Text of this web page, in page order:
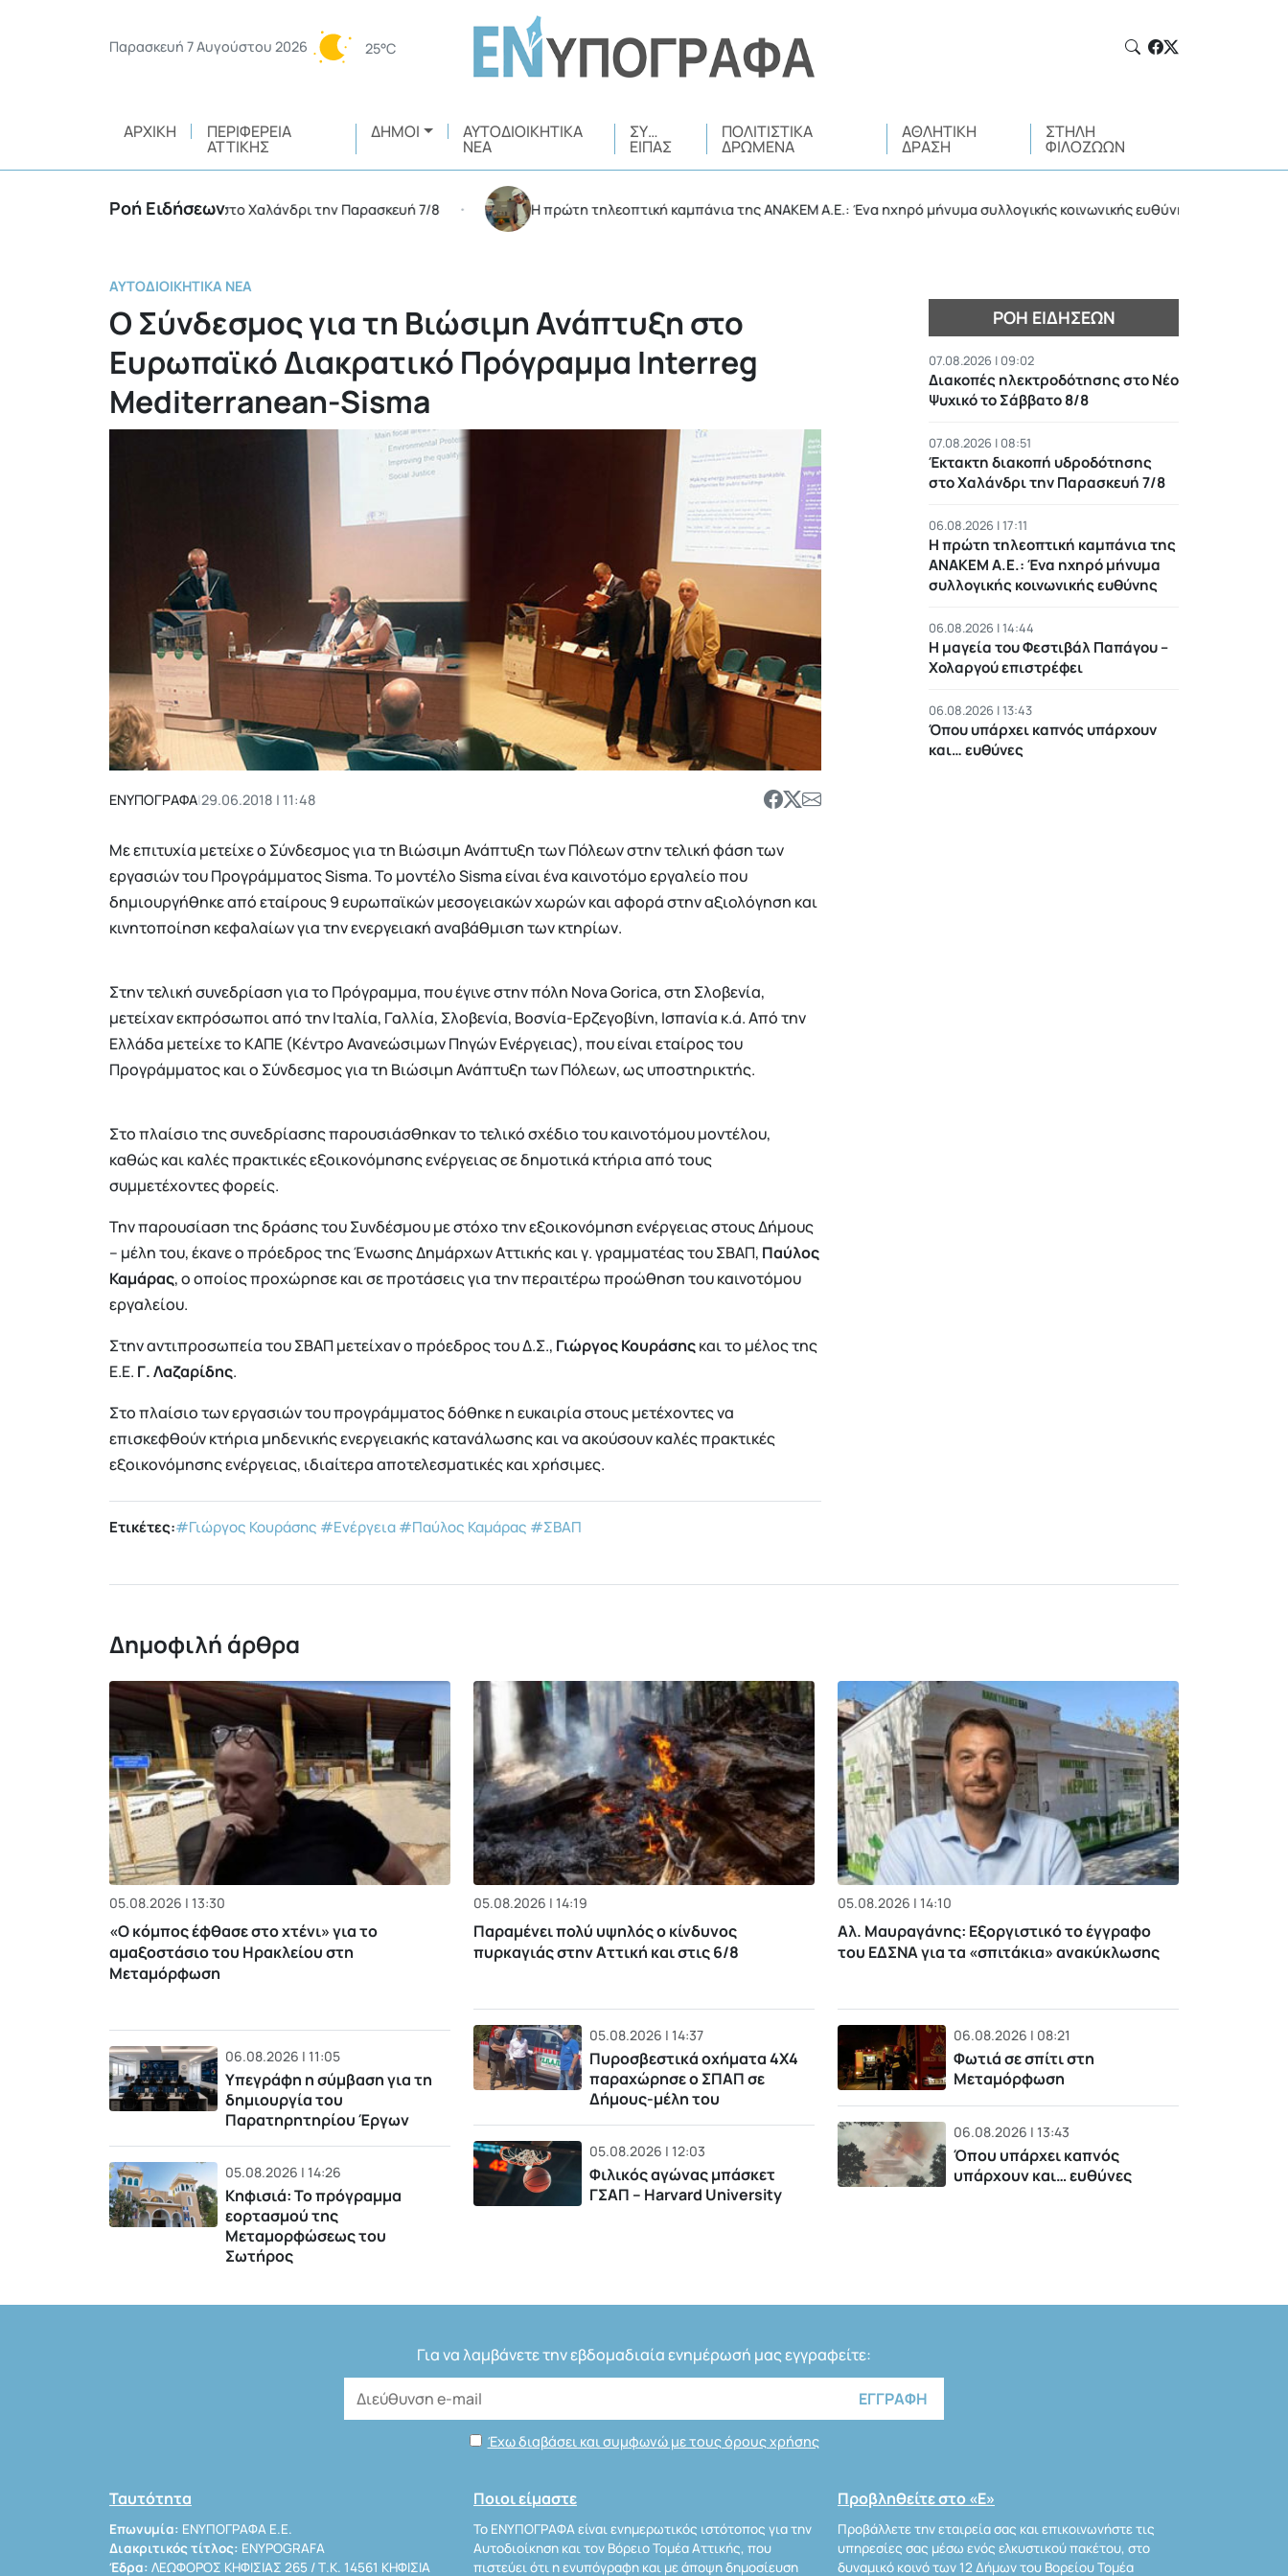
Παρασκευή 7 Αυγούστου 2026 25°C
ΑΡΧΙΚΉ ΠΕΡΙΦΈΡΕΙΑ
ΑΤΤΙΚΉΣ
ΔΉΜΟΙ ΑΥΤΟΔΙΟΙΚΗΤΙΚΆ
ΝΈΑ
ΣΥ…
ΕΊΠΑΣ
ΠΟΛΙΤΙΣΤΙΚΆ
ΔΡΏΜΕΝΑ
ΑΘΛΗΤΙΚΉ
ΔΡΆΣΗ
ΣΤΉΛΗ
ΦΙΛΌΖΩΩΝ
Ροή Ειδήσεων
διακοπή υδροδότησης στο Χαλάνδρι την Παρασκευή 7/8 • Η πρώτη τηλεοπτική καμπάνια της ΑΝΑΚΕΜ Α.Ε.: Ένα ηχηρό μήνυμα συλλογικής κοινωνικής ευθύνης •
ΑΥΤΟΔΙΟΙΚΗΤΙΚΆ ΝΈΑ
Ο Σύνδεσμος για τη Βιώσιμη Ανάπτυξη στο
Ευρωπαϊκό Διακρατικό Πρόγραμμα Interreg
Mediterranean-Sisma
ΕΝΥΠΟΓΡΑΦΑ|29.06.2018 | 11:48
Με επιτυχία μετείχε ο Σύνδεσμος για τη Βιώσιμη Ανάπτυξη των Πόλεων στην τελική φάση των
εργασιών του Προγράμματος Sisma. Το μοντέλο Sisma είναι ένα καινοτόμο εργαλείο που
δημιουργήθηκε από εταίρους 9 ευρωπαϊκών μεσογειακών χωρών και αφορά στην αξιολόγηση και
κινητοποίηση κεφαλαίων για την ενεργειακή αναβάθμιση των κτηρίων.
Στην τελική συνεδρίαση για το Πρόγραμμα, που έγινε στην πόλη Nova Gorica, στη Σλοβενία,
μετείχαν εκπρόσωποι από την Ιταλία, Γαλλία, Σλοβενία, Βοσνία-Ερζεγοβίνη, Ισπανία κ.ά. Από την
Ελλάδα μετείχε το ΚΑΠΕ (Κέντρο Ανανεώσιμων Πηγών Ενέργειας), που είναι εταίρος του
Προγράμματος και ο Σύνδεσμος για τη Βιώσιμη Ανάπτυξη των Πόλεων, ως υποστηρικτής.
Στο πλαίσιο της συνεδρίασης παρουσιάσθηκαν το τελικό σχέδιο του καινοτόμου μοντέλου,
καθώς και καλές πρακτικές εξοικονόμησης ενέργειας σε δημοτικά κτήρια από τους
συμμετέχοντες φορείς.
Την παρουσίαση της δράσης του Συνδέσμου με στόχο την εξοικονόμηση ενέργειας στους Δήμους
– μέλη του, έκανε ο πρόεδρος της Ένωσης Δημάρχων Αττικής και γ. γραμματέας του ΣΒΑΠ, Παύλος
Καμάρας, ο οποίος προχώρησε και σε προτάσεις για την περαιτέρω προώθηση του καινοτόμου
εργαλείου.
Στην αντιπροσωπεία του ΣΒΑΠ μετείχαν ο πρόεδρος του Δ.Σ., Γιώργος Κουράσηςκαι το μέλος της
Ε.Ε. Γ. Λαζαρίδης.
Στο πλαίσιο των εργασιών του προγράμματος δόθηκε η ευκαιρία στους μετέχοντες να
επισκεφθούν κτήρια μηδενικής ενεργειακής κατανάλωσης και να ακούσουν καλές πρακτικές
εξοικονόμησης ενέργειας, ιδιαίτερα αποτελεσματικές και χρήσιμες.
Ετικέτες:#Γιώργος Κουράσης #Ενέργεια#Παύλος Καμάρας #ΣΒΑΠ
ΡΟΉ ΕΙΔΉΣΕΩΝ
07.08.2026 | 09:02
Διακοπές ηλεκτροδότησης στο Νέο
Ψυχικό το Σάββατο 8/8
07.08.2026 | 08:51
Έκτακτη διακοπή υδροδότησης
στο Χαλάνδρι την Παρασκευή 7/8
06.08.2026 | 17:11
Η πρώτη τηλεοπτική καμπάνια της
ΑΝΑΚΕΜ Α.Ε.: Ένα ηχηρό μήνυμα
συλλογικής κοινωνικής ευθύνης
06.08.2026 | 14:44
Η μαγεία του Φεστιβάλ Παπάγου –
Χολαργού επιστρέφει
06.08.2026 | 13:43
Όπου υπάρχει καπνός υπάρχουν
και… ευθύνες
Δημοφιλή άρθρα
05.08.2026 | 13:30
«Ο κόμπος έφθασε στο χτένι» για το
αμαξοστάσιο του Ηρακλείου στη
Μεταμόρφωση
06.08.2026 | 11:05
Υπεγράφη η σύμβαση για τη
δημιουργία του
Παρατηρητηρίου Έργων
05.08.2026 | 14:26
Κηφισιά: Το πρόγραμμα
εορτασμού της
Μεταμορφώσεως του
Σωτήρος
05.08.2026 | 14:19
Παραμένει πολύ υψηλός ο κίνδυνος
πυρκαγιάς στην Αττική και στις 6/8
05.08.2026 | 14:37
Πυροσβεστικά οχήματα 4Χ4
παραχώρησε ο ΣΠΑΠ σε
Δήμους-μέλη του
05.08.2026 | 12:03
Φιλικός αγώνας μπάσκετ
ΓΣΑΠ – Harvard University
05.08.2026 | 14:10
Αλ. Μαυραγάνης: Εξοργιστικό το έγγραφο
του ΕΔΣΝΑ για τα «σπιτάκια» ανακύκλωσης
06.08.2026 | 08:21
Φωτιά σε σπίτι στη
Μεταμόρφωση
06.08.2026 | 13:43
Όπου υπάρχει καπνός
υπάρχουν και… ευθύνες
Για να λαμβάνετε την εβδομαδιαία ενημέρωσή μας εγγραφείτε:
Έχω διαβάσει και συμφωνώ με τους όρους χρήσης
Ταυτότητα
Επωνυμία: ΕΝΥΠΟΓΡΑΦΑ Ε.Ε.
Διακριτικός τίτλος: ENYPOGRAFA
Έδρα: ΛΕΩΦΟΡΟΣ ΚΗΦΙΣΙΑΣ 265 / Τ.Κ. 14561 ΚΗΦΙΣΙΑ
Ποιοι είμαστε
Το ΕΝΥΠΟΓΡΑΦΑ είναι ενημερωτικός ιστότοπος για την
Αυτοδιοίκηση και τον Βόρειο Τομέα Αττικής, που
πιστεύει ότι η ενυπόγραφη και με άποψη δημοσίευση
Προβληθείτε στο «Ε»
Προβάλλετε την εταιρεία σας και επικοινωνήστε τις
υπηρεσίες σας μέσω ενός ελκυστικού πακέτου, στο
δυναμικό κοινό των 12 Δήμων του Βορείου Τομέα